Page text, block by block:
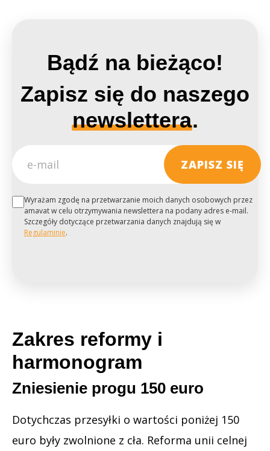
Bądź na bieżąco!
Zapisz się do naszego
newslettera.
Wyrażam zgodę na przetwarzanie moich danych osobowych przez
amavat w celu otrzymywania newslettera na podany adres e-mail.
Szczegóły dotyczące przetwarzania danych znajdują się w
Regulaminie.
Zakres reformy i
harmonogram
Zniesienie progu 150 euro
Dotychczas przesyłki o wartości poniżej 150
euro były zwolnione z cła. Reforma unii celnej